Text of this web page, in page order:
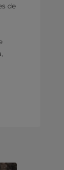
de